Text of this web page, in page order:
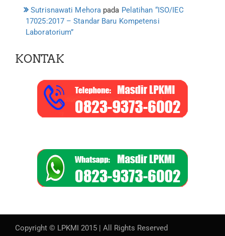
Sutrisnawati Mehora pada Pelatihan “ISO/IEC
17025:2017 – Standar Baru Kompetensi
Laboratorium”
KONTAK
Copyright © LPKMI 2015 | All Rights Reserved